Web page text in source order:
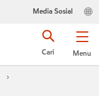
Media Sosial
Menu
Cari